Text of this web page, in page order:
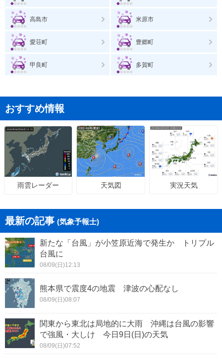
高島市 米原市
愛荘町 豊郷町
甲良町 多賀町
おすすめ情報
雨雲レーダー 天気図 実況天気
最新の記事 (気象予報士)
新たな「台風」が小笠原近海で発生か トリプル
台風に
08/09(日)12:13
熊本県で震度4の地震 津波の心配なし
08/09(日)08:07
関東から東北は局地的に大雨 沖縄は台風の影響
で強風・大しけ 今日9日(日)の天気
08/09(日)07:52